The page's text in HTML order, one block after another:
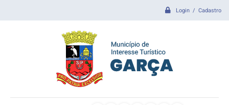
Login / Cadastro